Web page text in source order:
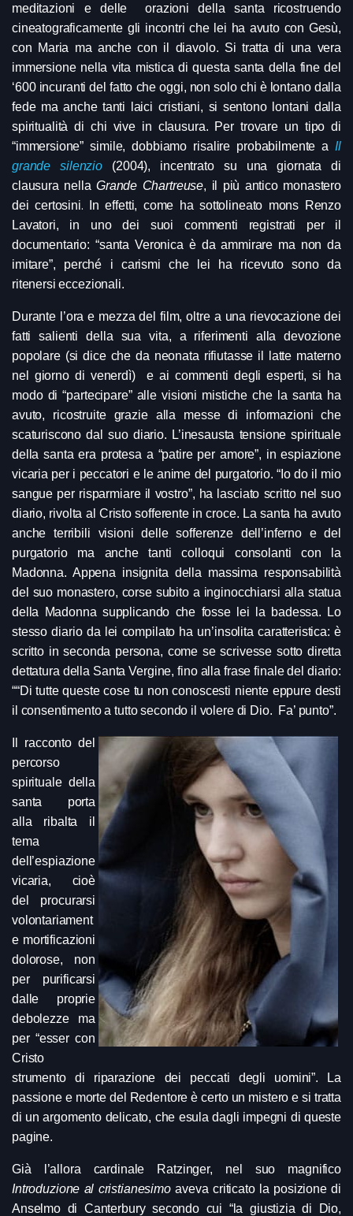
meditazioni e delle orazioni della santa ricostruendo
cineatograficamente gli incontri che lei ha avuto con Gesù,
con Maria ma anche con il diavolo. Si tratta di una vera
immersione nella vita mistica di questa santa della fine del
‘600 incuranti del fatto che oggi, non solo chi è lontano dalla
fede ma anche tanti laici cristiani, si sentono lontani dalla
spiritualità di chi vive in clausura. Per trovare un tipo di
“immersione” simile, dobbiamo risalire probabilmente a Il
grande silenzio (2004), incentrato su una giornata di
clausura nellaGrande Chartreuse, il più antico monastero
dei certosini.
In effetti, come ha sottolineato mons Renzo
Lavatori, in uno dei suoi commenti registrati per il
documentario: “santa Veronica è da ammirare ma non da
imitare”, perché i carismi che lei ha ricevuto sono da
ritenersi eccezionali.
Durante l’ora e mezza del film, oltre a una rievocazione dei
fatti salienti della sua vita, a riferimenti alla devozione
popolare (si dice che da neonata rifiutasse il latte materno
nel giorno di venerdì) e ai commenti degli esperti, si ha
modo di “partecipare” alle visioni mistiche che la santa ha
avuto, ricostruite grazie alla messe di informazioni che
scaturiscono dal suo diario. L’inesausta tensione spirituale
della santa era protesa a “patire per amore”, in espiazione
vicaria per i peccatori e le anime del purgatorio. “Io do il mio
sangue per risparmiare il vostro”, ha lasciato scritto nel suo
diario, rivolta al Cristo sofferente in croce. La santa ha avuto
anche terribili visioni delle sofferenze dell’inferno e del
purgatorio ma anche tanti colloqui consolanti con la
Madonna. Appena insignita della massima responsabilità
del suo monastero, corse subito a inginocchiarsi alla statua
della Madonna supplicando che fosse lei la badessa. Lo
stesso diario da lei compilato ha un’insolita caratteristica: è
scritto in seconda persona, come se scrivesse sotto diretta
dettatura della Santa Vergine, fino alla frase finale del diario:
““Di tutte queste cose tu non conoscesti niente eppure desti
il consentimento a tutto secondo il volere di Dio. Fa’ punto”.
Il racconto del
percorso
spirituale della
santa porta
alla ribalta il
tema
dell’espiazione
vicaria, cioè
del procurarsi
volontariament
e mortificazioni
dolorose, non
per purificarsi
dalle proprie
debolezze ma
per “esser con
Cristo
strumento di riparazione dei peccati degli uomini”. La
passione e morte del Redentore è certo un mistero e si tratta
di un argomento delicato, che esula dagli impegni di queste
pagine.
Già l’allora cardinale Ratzinger, nel suo magnifico
Introduzione al cristianesimoaveva criticato la posizione di
Anselmo di Canterbury secondo cui “la giustizia di Dio,